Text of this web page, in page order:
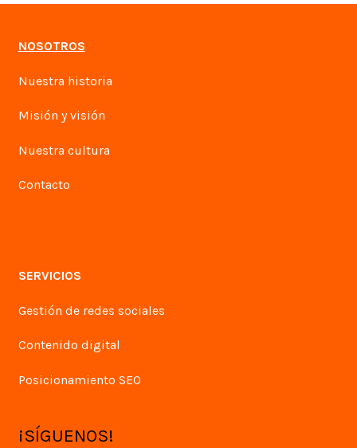
NOSOTROS
Nuestra historia
Misión y visión
Nuestra cultura
Contacto
SERVICIOS
Gestión de redes sociales
Contenido digital
Posicionamiento SEO
¡SÍGUENOS!